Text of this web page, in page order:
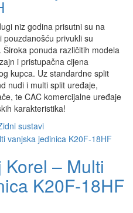
niz godina prisutni su na
privukli su
ponuda različitih modela
i pristupačna cijena
kupca. Uz standardne split
nudi i multi split uređaje,
te CAC komercijalne uređaje
karakteristika!
sustavi
– Multi
K20F-18HF